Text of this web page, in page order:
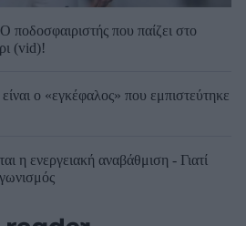
ποδοσφαιριστής που παίζει στο
(vid)!
ο «εγκέφαλος» που εμπιστεύτηκε
η ενεργειακή αναβάθμιση - Γιατί